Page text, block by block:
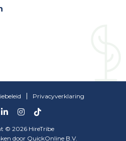
Privacyverklaring
© 2026 HireTribe
door QuickOnline B.V.